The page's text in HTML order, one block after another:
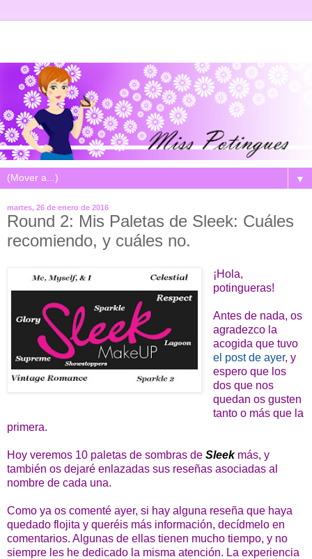
▼
martes, 26 de enero de 2016
Round 2: Mis Paletas de Sleek: Cuáles
recomiendo, y cuáles no.
¡Hola,
potingueras!
Antes de nada, os
agradezco la
acogida que tuvo
el post de ayer, y
espero que los
dos que nos
quedan os gusten
tanto o más que la
primera.
Hoy veremos 10 paletas de sombras de Sleek más, y
también os dejaré enlazadas sus reseñas asociadas al
nombre de cada una.
Como ya os comenté ayer, si hay alguna reseña que haya
quedado flojita y queréis más información, decídmelo en
comentarios. Algunas de ellas tienen mucho tiempo, y no
siempre les he dedicado la misma atención. La experiencia